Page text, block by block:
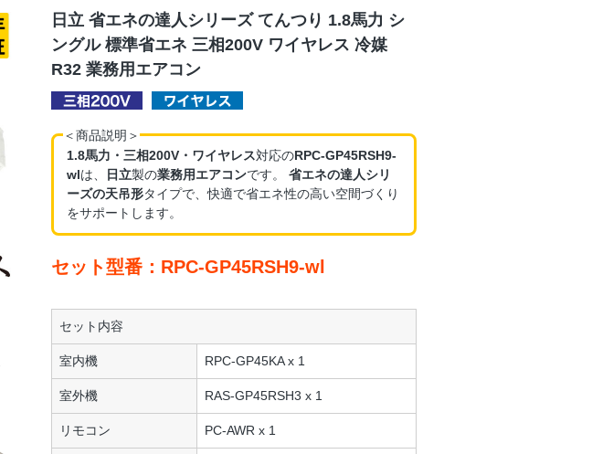
日立 省エネの達人シリーズ てんつり 1.8馬力 シ
ングル 標準省エネ 三相200V ワイヤレス 冷媒
R32 業務用エアコン
＜商品説明＞
1.8馬力・三相200V・ワイヤレス対応のRPC-GP45RSH9-
wlは、 日立製の業務用エアコンです。 省エネの達人シリ
ーズの天吊形タイプで、快適で省エネ性の高い空間づくり
をサポートします。
セット型番：RPC-GP45RSH9-wl
セット内容
室内機 RPC-GP45KA x 1
室外機 RAS-GP45RSH3 x 1
リモコン PC-AWR x 1